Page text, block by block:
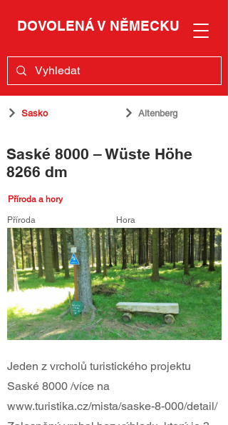
DOVOLENÁ V NĚMECKU
Sasko Altenberg
Saské 8000 – Wüste Höhe
8266 dm
Příroda a hory
Příroda Hora
Jeden z vrcholů turistického projektu
Saské 8000 /více na
www.turistika.cz/mista/saske-8-000/detail/